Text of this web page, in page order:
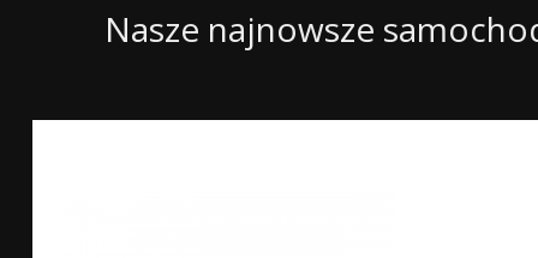
Nasze najnowsze